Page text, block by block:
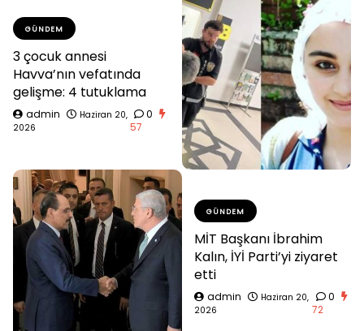
GÜNDEM
3 çocuk annesi
Havva’nın vefatında
gelişme: 4 tutuklama
admin
Haziran 20,
2026
0
57
GÜNDEM
MİT Başkanı İbrahim
Kalın, İYİ Parti’yi ziyaret
etti
admin
Haziran 20,
2026
0
72